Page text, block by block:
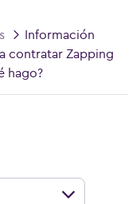
Información
contratar Zapping
hago?